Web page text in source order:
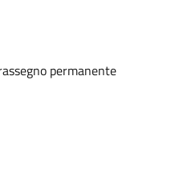
permanente